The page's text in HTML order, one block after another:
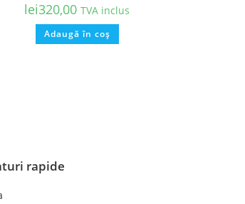
lei320,00 TVA inclus
Adaugă în coș
rapide